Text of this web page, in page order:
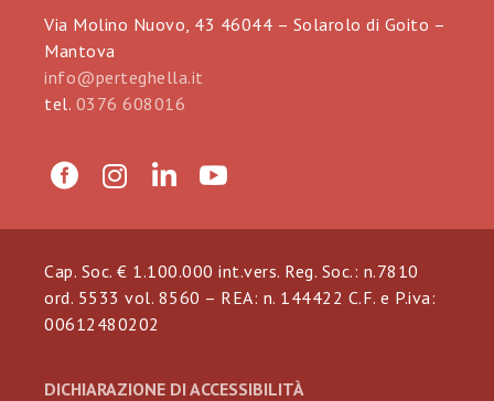
Via Molino Nuovo, 43 46044 – Solarolo di Goito –
Mantova
info@perteghella.it
tel. 0376 608016
Cap. Soc. € 1.100.000 int.vers. Reg. Soc.: n.7810
ord. 5533 vol. 8560 – REA: n. 144422 C.F. e P.iva:
00612480202
DICHIARAZIONE DI ACCESSIBILITÀ